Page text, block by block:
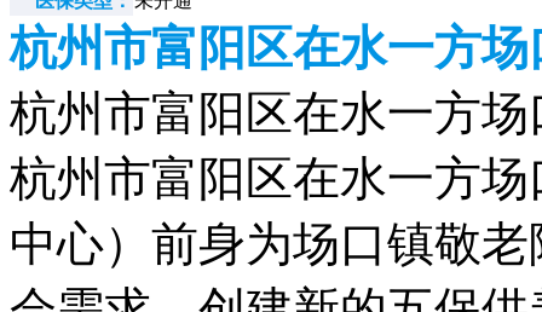
杭州市富阳区在水一方
杭州市富阳区在水一方场
杭州市富阳区在水一方
中心）前身为场口镇敬